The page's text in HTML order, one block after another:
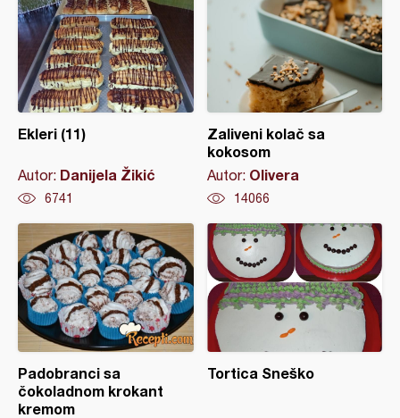
Ekleri (11)
Autor: Danijela Žikić
6741
Zaliveni kolač sa
kokosom
Autor: Olivera
14066
Padobranci sa
čokoladnom krokant
kremom
Tortica Sneško